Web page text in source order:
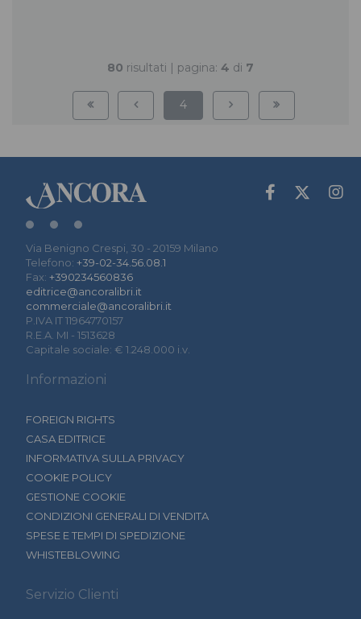
80 risultati | pagina: 4 di 7
4
Via Benigno Crespi, 30 - 20159 Milano
Telefono: +39-02-34.56.08.1
Fax: +390234560836
editrice@ancoralibri.it
commerciale@ancoralibri.it
P.IVA IT 11964770157
R.E.A. MI - 1513628
Capitale sociale: € 1.248.000 i.v.
Informazioni
FOREIGN RIGHTS
CASA EDITRICE
INFORMATIVA SULLA PRIVACY
COOKIE POLICY
GESTIONE COOKIE
CONDIZIONI GENERALI DI VENDITA
SPESE E TEMPI DI SPEDIZIONE
WHISTEBLOWING
Servizio Clienti